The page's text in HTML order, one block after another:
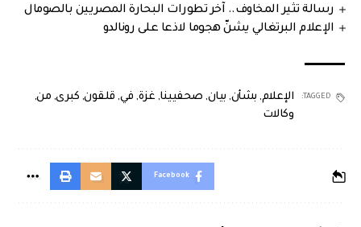
رسالة تثير المخاوف.. آخر تطورات البحارة المصريين بالصومال
الإعلام البرتغالي يشنّ هجوما لاذعا على رونالدو
TAGGED: الإعلام, بشأن, بيان, صحفيينا, غزة, في, قلقون, كبرى, من,
وكالات
Facebook